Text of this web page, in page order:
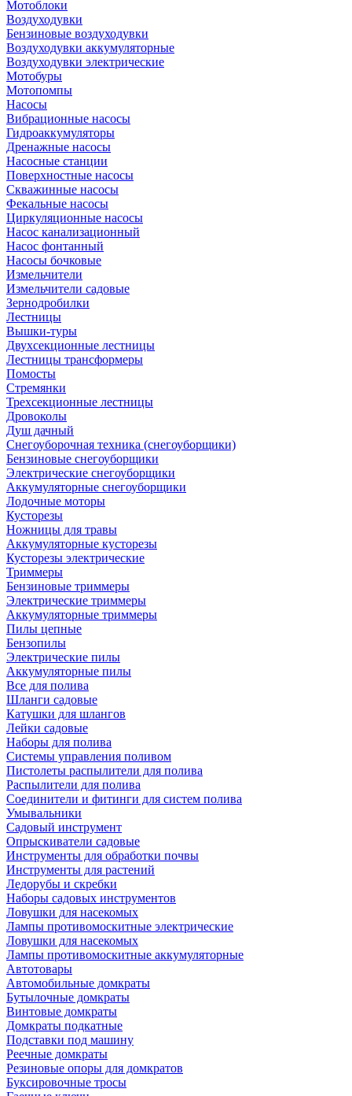
Мотоблоки
Воздуходувки
Бензиновые воздуходувки
Воздуходувки аккумуляторные
Воздуходувки электрические
Мотобуры
Мотопомпы
Насосы
Вибрационные насосы
Гидроаккумуляторы
Дренажные насосы
Насосные станции
Поверхностные насосы
Скважинные насосы
Фекальные насосы
Циркуляционные насосы
Насос канализационный
Насос фонтанный
Насосы бочковые
Измельчители
Измельчители садовые
Зернодробилки
Лестницы
Вышки-туры
Двухсекционные лестницы
Лестницы трансформеры
Помосты
Стремянки
Трехсекционные лестницы
Дровоколы
Душ дачный
Снегоуборочная техника (снегоуборщики)
Бензиновые снегоуборщики
Электрические снегоуборщики
Аккумуляторные снегоуборщики
Лодочные моторы
Кусторезы
Ножницы для травы
Аккумуляторные кусторезы
Кусторезы электрические
Триммеры
Бензиновые триммеры
Электрические триммеры
Аккумуляторные триммеры
Пилы цепные
Бензопилы
Электрические пилы
Аккумуляторные пилы
Все для полива
Шланги садовые
Катушки для шлангов
Лейки садовые
Наборы для полива
Системы управления поливом
Пистолеты распылители для полива
Распылители для полива
Соединители и фитинги для систем полива
Умывальники
Садовый инструмент
Опрыскиватели садовые
Инструменты для обработки почвы
Инструменты для растений
Ледорубы и скребки
Наборы садовых инструментов
Ловушки для насекомых
Лампы противомоскитные электрические
Ловушки для насекомых
Лампы противомоскитные аккумуляторные
Автотовары
Автомобильные домкраты
Бутылочные домкраты
Винтовые домкраты
Домкраты подкатные
Подставки под машину
Реечные домкраты
Резиновые опоры для домкратов
Буксировочные тросы